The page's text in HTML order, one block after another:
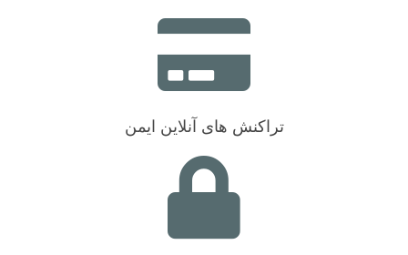
تراکنش های آنلاین ایمن